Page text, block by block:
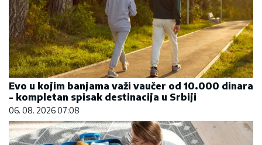
Evo u kojim banjama važi vaučer od 10.000 dinara
- kompletan spisak destinacija u Srbiji
06. 08. 2026 07:08